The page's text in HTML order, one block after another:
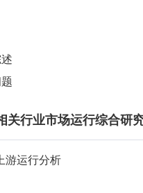
行业市场运行综合研
游运行分析